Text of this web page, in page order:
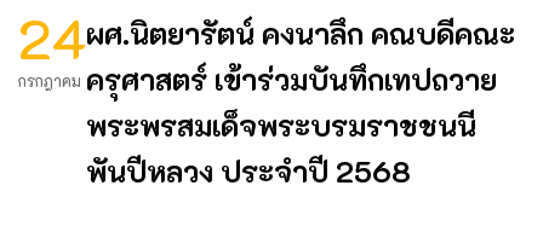
24
กรกฎาคม
ผศ.นิตยารัตน์ คงนาลึก คณบดีคณะ
ครุศาสตร์ เข้าร่วมบันทึกเทปถวาย
พระพรสมเด็จพระบรมราชชนนี
พันปีหลวง ประจำปี 2568